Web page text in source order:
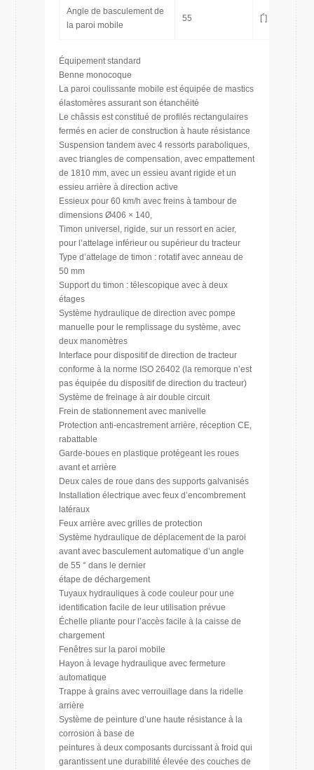
Angle de basculement de
la paroi mobile
55 [˚]
Équipement standard
Benne monocoque
La paroi coulissante mobile est équipée de mastics
élastomères assurant son étanchéité
Le châssis est constitué de profilés rectangulaires
fermés en acier de construction à haute résistance
Suspension tandem avec 4 ressorts paraboliques,
avec triangles de compensation, avec empattement
de 1810 mm, avec un essieu avant rigide et un
essieu arrière à direction active
Essieux pour 60 km/h avec freins à tambour de
dimensions Ø406 × 140,
Timon universel, rigide, sur un ressort en acier,
pour l’attelage inférieur ou supérieur du tracteur
Type d’attelage de timon : rotatif avec anneau de
50 mm
Support du timon : télescopique avec à deux
étages
Système hydraulique de direction avec pompe
manuelle pour le remplissage du système, avec
deux manomètres
Interface pour dispositif de direction de tracteur
conforme à la norme ISO 26402 (la remorque n’est
pas équipée du dispositif de direction du tracteur)
Système de freinage à air double circuit
Frein de stationnement avec manivelle
Protection anti-encastrement arrière, réception CE,
rabattable
Garde-boues en plastique protégeant les roues
avant et arrière
Deux cales de roue dans des supports galvanisés
Installation électrique avec feux d’encombrement
latéraux
Feux arrière avec grilles de protection
Système hydraulique de déplacement de la paroi
avant avec basculement automatique d’un angle
de 55 ° dans le dernier
étape de déchargement
Tuyaux hydrauliques à code couleur pour une
identification facile de leur utilisation prévue
Échelle pliante pour l’accès facile à la caisse de
chargement
Fenêtres sur la paroi mobile
Hayon à levage hydraulique avec fermeture
automatique
Trappe à grains avec verrouillage dans la ridelle
arrière
Système de peinture d’une haute résistance à la
corrosion à base de
peintures à deux composants durcissant à froid qui
garantissent une durabilité élevée des couches de